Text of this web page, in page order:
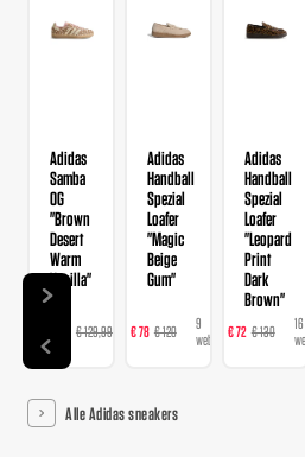
Adidas
Samba
OG
"Brown
Desert
Warm
Vanilla"
€ 129,99
14
webshops
Adidas
Handball
Spezial
Loafer
"Magic
Beige
Gum"
€ 78 € 120
9
webshops
Adidas
Handball
Spezial
Loafer
"Leopard
Print
Dark
Brown"
€ 72 € 130
16
Alle Adidas sneakers